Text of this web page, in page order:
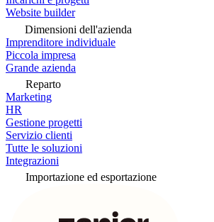
Website builder
Dimensioni dell'azienda
Imprenditore individuale
Piccola impresa
Grande azienda
Reparto
Marketing
HR
Gestione progetti
Servizio clienti
Tutte le soluzioni
Integrazioni
Importazione ed esportazione